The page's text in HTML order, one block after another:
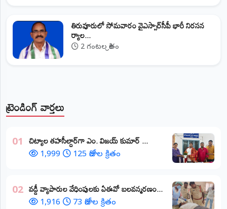
ట్రెండింగ్ వార్తలు
01 ​చిట్యాల తహసీల్దార్‌గా ఎం. విజయ్ కుమార్ ...
1,999 125 రోజుల క్రితం
02 వడ్డీ వ్యాపారుల వేధింపులకు ఏఈవో బలవన్మరణం...
1,916 73 రోజుల క్రితం
తిరువూరులో సోమవారం వైఎస్సార్‌సీపీ భారీ నిరసన
ర్యాల...
2 గంటల క్రితం